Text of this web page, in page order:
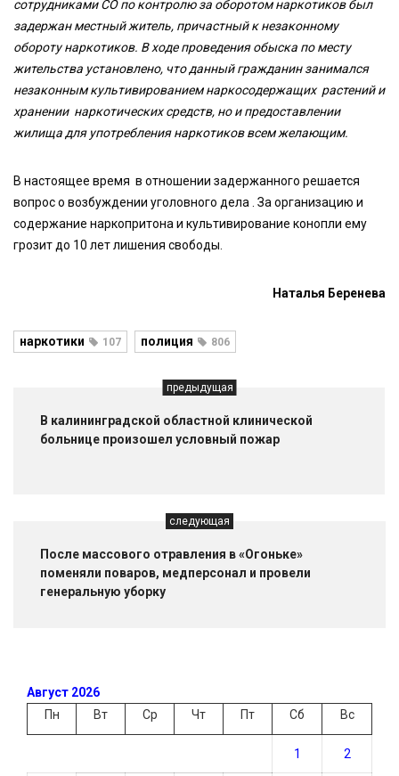
сотрудниками СО по контролю за оборотом наркотиков был
задержан местный житель, причастный к незаконному
обороту наркотиков. В ходе проведения обыска по месту
жительства установлено, что данный гражданин занимался
незаконным культивированием наркосодержащих растений и
хранении наркотических средств, но и предоставлении
жилища для употребления наркотиков всем желающим.
В настоящее время в отношении задержанного решается
вопрос о возбуждении уголовного дела . За организацию и
содержание наркопритона и культивирование конопли ему
грозит до 10 лет лишения свободы.
Наталья Беренева
наркотики 107 полиция 806
предыдущая
В калининградской областной клинической
больнице произошел условный пожар
следующая
После массового отравления в «Огоньке»
поменяли поваров, медперсонал и провели
генеральную уборку
Август 2026
Пн
Вт Ср Чт Пт Сб Вс
1 2